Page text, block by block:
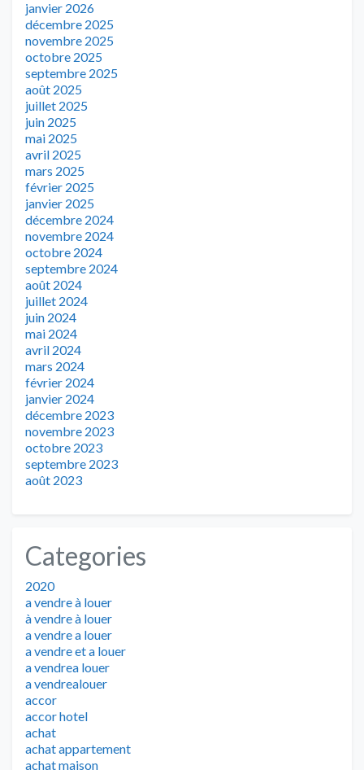
janvier 2026
décembre 2025
novembre 2025
octobre 2025
septembre 2025
août 2025
juillet 2025
juin 2025
mai 2025
avril 2025
mars 2025
février 2025
janvier 2025
décembre 2024
novembre 2024
octobre 2024
septembre 2024
août 2024
juillet 2024
juin 2024
mai 2024
avril 2024
mars 2024
février 2024
janvier 2024
décembre 2023
novembre 2023
octobre 2023
septembre 2023
août 2023
Categories
2020
a vendre à louer
à vendre à louer
a vendre a louer
a vendre et a louer
a vendrea louer
a vendrealouer
accor
accor hotel
achat
achat appartement
achat maison